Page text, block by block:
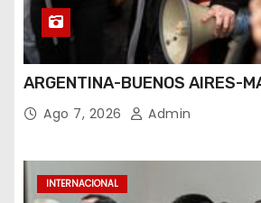
ARGENTINA-BUENOS AIRES-
Ago 7, 2026 Admin
INTERNACIONAL